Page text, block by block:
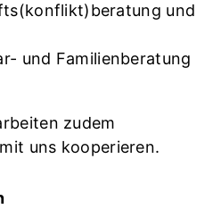
und
und Familienberatung
zudem
uns kooperieren.